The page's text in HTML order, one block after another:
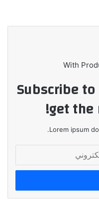
With
Subscribe
get the
Lorem ipsum